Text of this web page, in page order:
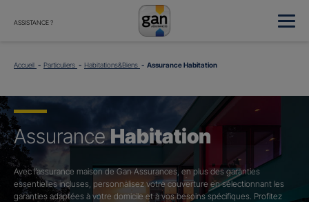
ASSISTANCE ?
Accueil Particuliers Habitations&Biens Assurance Habitation
AssuranceHabitation
Avec l’assurance maison de Gan Assurances, en plus des garanties
essentielles incluses, personnalisez votre couverture en sélectionnant les
garanties adaptées à votre domicile et à vos besoins spécifiques. Profitez